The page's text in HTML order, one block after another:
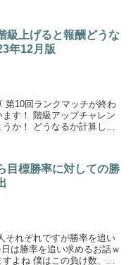
級上げると報酬どうな
年12月版
チャレン
計算しま
目標勝率に対しての勝
け数、か